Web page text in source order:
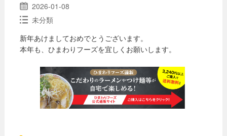
2026-01-08
未分類
新年あけましておめでとうございます。
本年も、ひまわりフーズを宜しくお願いします。